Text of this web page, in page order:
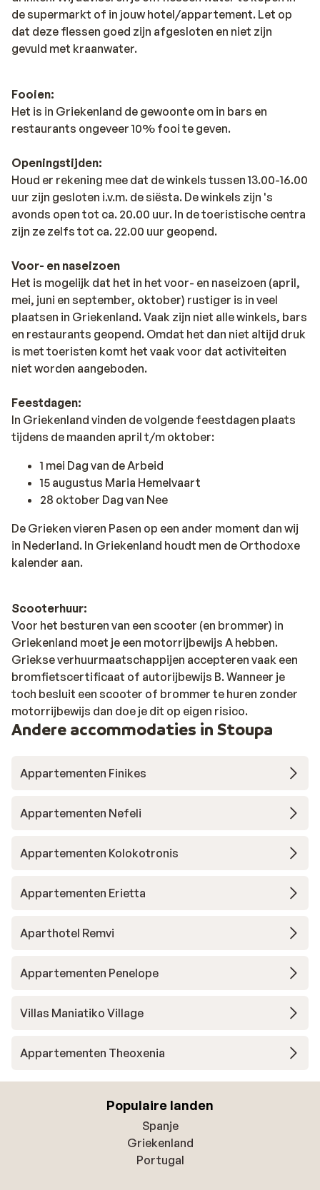
de supermarkt of in jouw hotel/appartement. Let op
dat deze flessen goed zijn afgesloten en niet zijn
gevuld met kraanwater.
Fooien:
Het is in Griekenland de gewoonte om in bars en
restaurants ongeveer 10% fooi te geven.
Openingstijden:
Houd er rekening mee dat de winkels tussen 13.00-16.00
uur zijn gesloten i.v.m. de siësta. De winkels zijn 's
avonds open tot ca. 20.00 uur. In de toeristische centra
zijn ze zelfs tot ca. 22.00 uur geopend.
Voor- en naseizoen
Het is mogelijk dat het in het voor- en naseizoen (april,
mei, juni en september, oktober) rustiger is in veel
plaatsen in Griekenland. Vaak zijn niet alle winkels, bars
en restaurants geopend. Omdat het dan niet altijd druk
is met toeristen komt het vaak voor dat activiteiten
niet worden aangeboden.
Feestdagen:
In Griekenland vinden de volgende feestdagen plaats
tijdens de maanden april t/m oktober:
1 mei Dag van de Arbeid
15 augustus Maria Hemelvaart
28 oktober Dag van Nee
De Grieken vieren Pasen op een ander moment dan wij
in Nederland. In Griekenland houdt men de Orthodoxe
kalender aan.
Scooterhuur:
Voor het besturen van een scooter (en brommer) in
Griekenland moet je een motorrijbewijs A hebben.
Griekse verhuurmaatschappijen accepteren vaak een
bromfietscertificaat of autorijbewijs B. Wanneer je
toch besluit een scooter of brommer te huren zonder
motorrijbewijs dan doe je dit op eigen risico.
Andere accommodaties in Stoupa
Appartementen Finikes
Appartementen Nefeli
Appartementen Kolokotronis
Appartementen Erietta
Aparthotel Remvi
Appartementen Penelope
Villas Maniatiko Village
Appartementen Theoxenia
Populaire landen
Spanje
Griekenland
Portugal